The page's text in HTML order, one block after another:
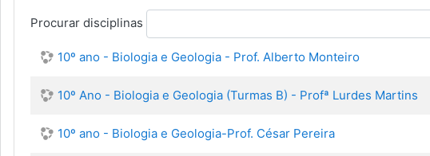
Procurar disciplinas
10º ano - Biologia e Geologia - Prof. Alberto Monteiro
10º Ano - Biologia e Geologia (Turmas B) - Profª Lurdes Martins
10º ano - Biologia e Geologia-Prof. César Pereira